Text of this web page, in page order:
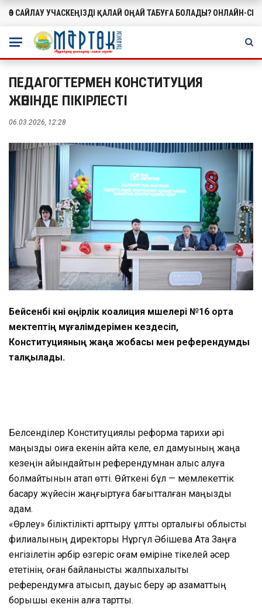
МАҢЫЗДЫ
ӨЗ САЙЛАУ УЧАСКЕҢІЗДІ ҚАЛАЙ ОҢАЙ ТАБУҒА БОЛАДЫ? ОНЛАЙН-
ПЕДАГОГТЕРМЕН КОНСТИТУЦИЯ
ЖӨНІНДЕ ПІКІРЛЕСТІ
06.03.2026, 12:28
Бейсенбі күні өңірлік коалиция мүшелері №16 орта
мектептің мұғалімдерімен кездесіп,
Конституцияның жаңа жобасы мен референдумды
талқылады.
Белсенділер Конституциялық реформа тарихи әрі
маңызды оқиға екенін айта келе, ел дамуының жаңа
кезеңін айқындайтын референдумнан қалыс қалуға
болмайтынын атап өтті. Өйткені бұл — мемлекеттік
басқару жүйесін жаңғыртуға бағытталған маңызды
қадам.
«Өрлеу» біліктілікті арттыру ұлттық орталығы облыстық
филиалының директоры Нұргүл Әбішева Ата Заңға
енгізілетін әрбір өзгеріс қоғам өміріне тікелей әсер
ететінін, оған байланысты жалпыхалықтық
референдумға қатысып, дауыс беру әр азаматтың
борышы екенін алға тартты.